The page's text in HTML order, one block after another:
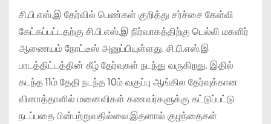
சி.பி.எஸ்.இ தேர்வில் பெண்கள் குறித்து சர்ச்சை கேள்வி
கேட்கப்பட்டதற்கு சி.பி.எஸ்.இ நிர்வாகத்திற்கு டெல்லி மகளிர்
ஆணையம் நோட்டீஸ் அனுப்பியுள்ளது. சி.பி.எஸ்.இ
பாடத்திட்டத்தின் கீழ் தேர்வுகள் நடந்து வருகிறது. இதில்
கடந்த 11ம் தேதி நடந்த 10ம் வகுப்பு ஆங்கில தேர்வுக்கான
வினாத்தாளில் மனைவிகள் கணவர்களுக்கு கட்டுப்பட்டு
நடப்பதை பின்பற்றுவதில்லை.இதனால் குழந்தைகள்